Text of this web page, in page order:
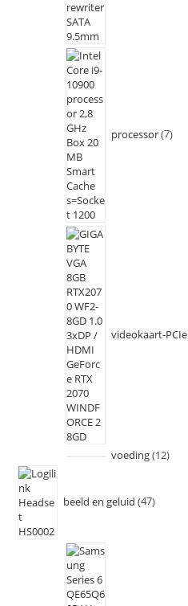
processor 7
videokaart-PCIe
voeding 12
beeld en geluid 47